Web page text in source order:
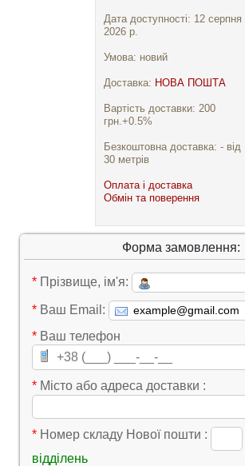
Дата доступності: 12 серпня
2026 р.
Умова: новий
Доставка: НОВА ПОШТА
Вартість доставки: 200
грн.+0.5%
Безкоштовна доставка: - від
30 метрів
Оплата і доставка
Обмін та поверення
Форма замовлення:
* Прізвище, ім'я:
* Ваш Email:
* Ваш телефон
* Місто або адреса доставки :
* Номер складу Нової пошти :
відділень